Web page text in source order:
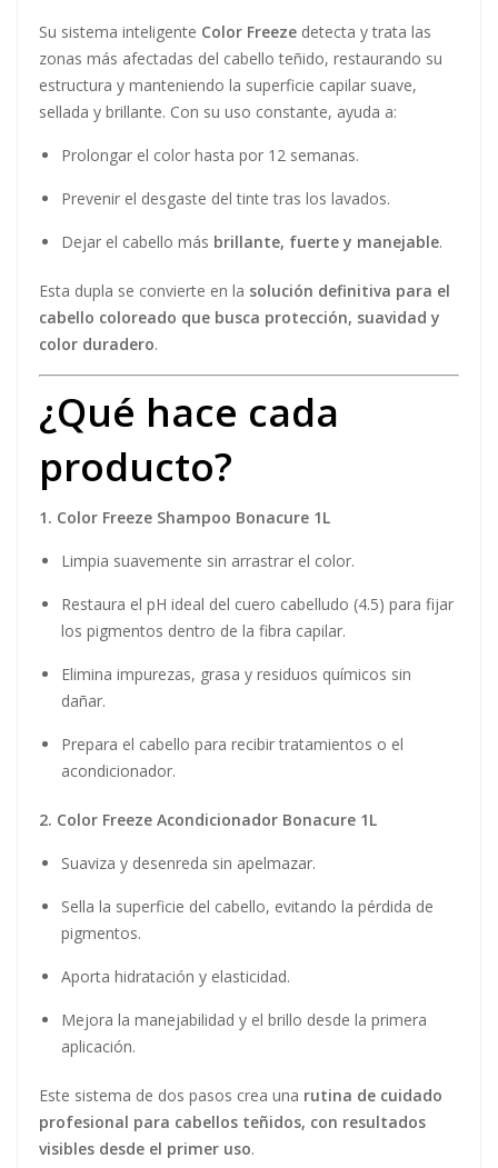
Su sistema inteligente Color Freeze detecta y trata las
zonas más afectadas del cabello teñido, restaurando su
estructura y manteniendo la superficie capilar suave,
sellada y brillante. Con su uso constante, ayuda a:
Prolongar el color hasta por 12 semanas.
Prevenir el desgaste del tinte tras los lavados.
Dejar el cabello más brillante, fuerte y manejable.
Esta dupla se convierte en la solución definitiva para el
cabello coloreado que busca protección, suavidad y
color duradero.
¿Qué hace cada
producto?
1. Color Freeze Shampoo Bonacure 1L
Limpia suavemente sin arrastrar el color.
Restaura el pH ideal del cuero cabelludo (4.5) para fijar
los pigmentos dentro de la fibra capilar.
Elimina impurezas, grasa y residuos químicos sin
dañar.
Prepara el cabello para recibir tratamientos o el
acondicionador.
2. Color Freeze Acondicionador Bonacure 1L
Suaviza y desenreda sin apelmazar.
Sella la superficie del cabello, evitando la pérdida de
pigmentos.
Aporta hidratación y elasticidad.
Mejora la manejabilidad y el brillo desde la primera
aplicación.
Este sistema de dos pasos crea una rutina de cuidado
profesional para cabellos teñidos, con resultados
visibles desde el primer uso.